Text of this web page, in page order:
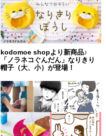
kodomoe shopより新商品♪
「ノラネコぐんだん」なりきり
帽子（大、小）が登場！